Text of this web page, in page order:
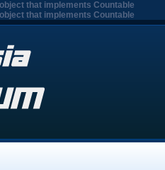
that implements Countable
that implements Countable